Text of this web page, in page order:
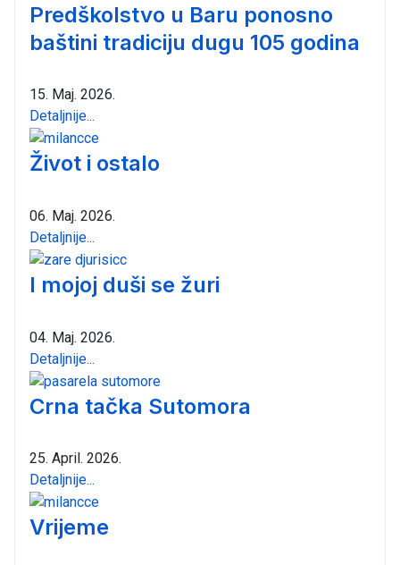
Predškolstvo u Baru ponosno
baštini tradiciju dugu 105 godina
15. Maj. 2026.
Detaljnije...
Život i ostalo
06. Maj. 2026.
Detaljnije...
I mojoj duši se žuri
04. Maj. 2026.
Detaljnije...
Crna tačka Sutomora
25. April. 2026.
Detaljnije...
Vrijeme